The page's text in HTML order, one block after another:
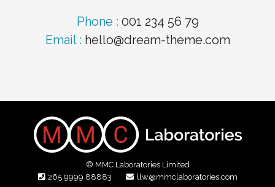
Phone : 001 234 56 79
Email : hello@dream-theme.com
© MMC Laboratories Limited
265 9999 88883
llw@mmclaboratories.com